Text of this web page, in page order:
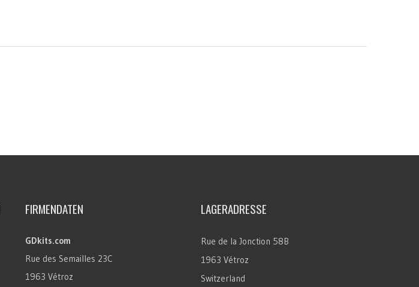
FIRMENDATEN
GDkits.com
Rue des Semailles 23C
1963 Vétroz
LAGERADRESSE
Rue de la Jonction 58B
1963 Vétroz
Switzerland